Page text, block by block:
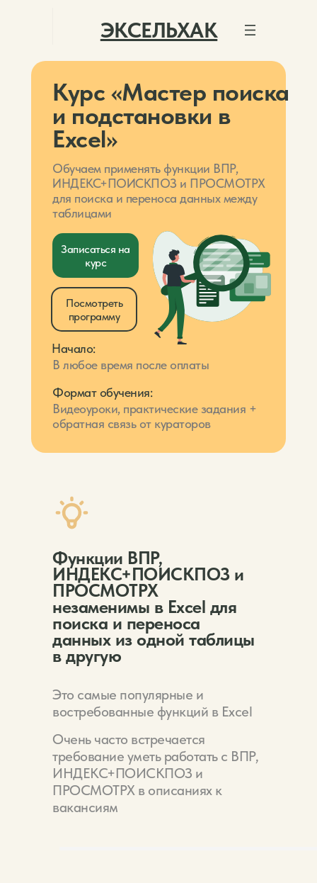
Курс «Мастер поиска
и подстановки в
Excel»
Обучаем применять функции ВПР,
ИНДЕКС+ПОИСКПОЗ и ПРОСМОТРХ
для поиска и переноса данных между
таблицами
ЭКСЕЛЬХАК
Начало:
В любое время после оплаты
Формат обучения:
Видеоуроки, практические задания +
обратная связь от кураторов
Посмотреть
программу
Записаться на
курс
Это самые популярные и
востребованные функций в Excel
Функции ВПР,
ИНДЕКС+ПОИСКПОЗ и
ПРОСМОТРХ
незаменимы в Excel для
поиска и переноса
данных из одной таблицы
в другую
Очень часто встречается
требование уметь работать с ВПР,
ИНДЕКС+ПОИСКПОЗ и
ПРОСМОТРХ в описаниях к
вакансиям